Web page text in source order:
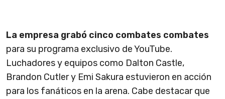
La empresa grabó cinco combates combates
para su programa exclusivo de YouTube.
Luchadores y equipos como Dalton Castle,
Brandon Cutler y Emi Sakura estuvieron en acción
para los fanáticos en la arena. Cabe destacar que